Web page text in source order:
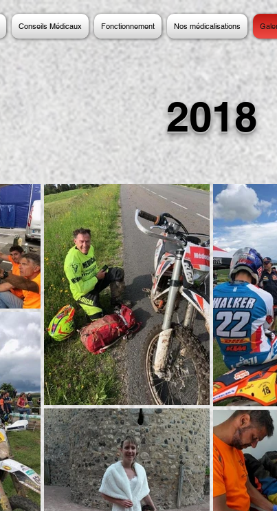
Conseils Médicaux Fonctionnement Nos médicalisations
2018